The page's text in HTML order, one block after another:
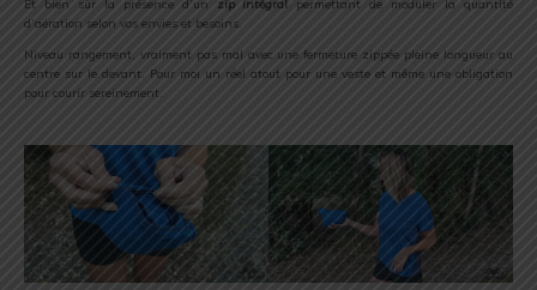
Et bien sûr la présence d’un
zip intégral
permettant de moduler la quantité
d’aération selon vos envies et besoins.
Niveau rangement, vraiment pas mal avec une fermeture zippée pleine longueur au
centre sur le devant. Pour moi un réel atout pour une veste et même une obligation
pour courir sereinement.